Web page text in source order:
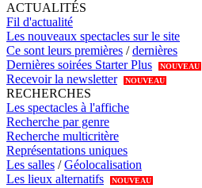
ACTUALITÉS
Fil d'actualité
Les nouveaux spectacles sur le site
Ce sont leurs premières /dernières
Dernières soirées Starter Plus
NOUVEAU
Recevoir la newsletter NOUVEAU
RECHERCHES
Les spectacles à l'affiche
Recherche par genre
Recherche multicritère
Représentations uniques
Les salles /Géolocalisation
Les lieux alternatifs
NOUVEAU